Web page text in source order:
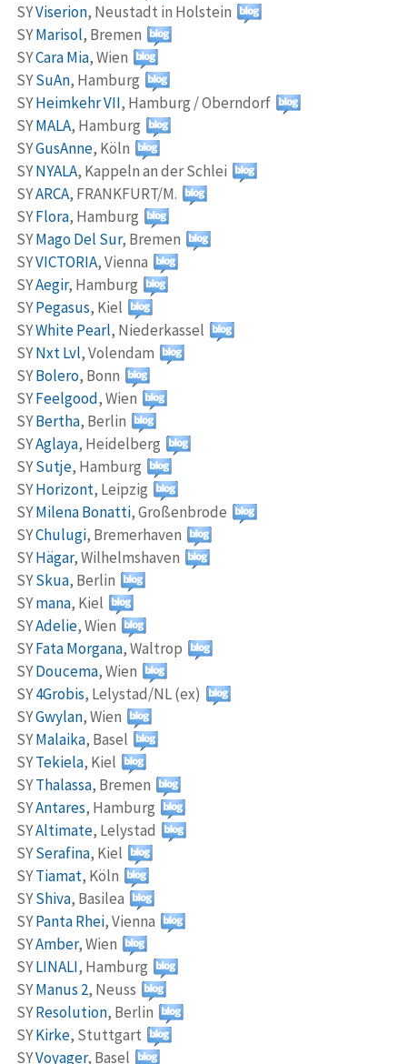
SYViserion, Neustadt in Holstein
SYMarisol, Bremen
SYCara Mia,Wien
SYSuAn, Hamburg
SYHeimkehr VII, Hamburg / Oberndorf
SYMALA, Hamburg
SYGusAnne, Köln
SYNYALA, Kappeln an der Schlei
SYARCA, FRANKFURT/M.
SYFlora, Hamburg
SYMago Del Sur, Bremen
SYVICTORIA,Vienna
SYAegir, Hamburg
SYPegasus, Kiel
SYWhite Pearl, Niederkassel
SYNxt Lvl,Volendam
SYBolero, Bonn
SYFeelgood,Wien
SYBertha, Berlin
SYAglaya, Heidelberg
SYSutje, Hamburg
SYHorizont, Leipzig
SYMilena Bonatti,Großenbrode
SYChulugi, Bremerhaven
SYHägar,Wilhelmshaven
SYSkua, Berlin
SYmana, Kiel
SYAdelie,Wien
SYFata Morgana,Waltrop
SYDoucema,Wien
SY4Grobis, Lelystad/NL (ex)
SYGwylan,Wien
SYMalaika, Basel
SYTekiela, Kiel
SYThalassa, Bremen
SYAntares, Hamburg
SYAltimate, Lelystad
SYSerafina, Kiel
SYTiamat, Köln
SYShiva, Basilea
SYPanta Rhei,Vienna
SYAmber,Wien
SYLINALI, Hamburg
SYManus 2, Neuss
SYResolution, Berlin
SYKirke, Stuttgart
SYVoyager, Basel